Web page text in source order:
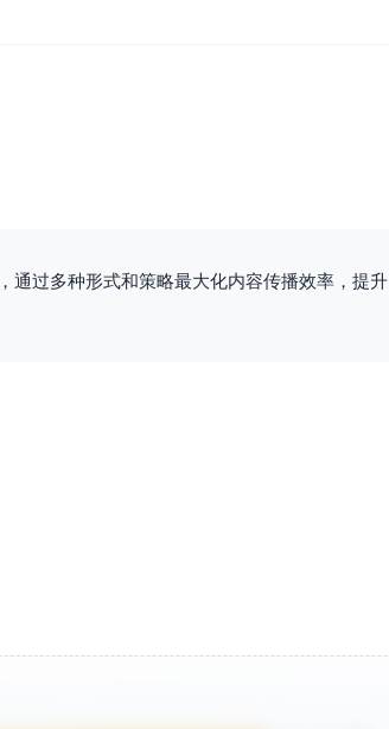
通过多种形式和策略最大化内容传播效率，提升